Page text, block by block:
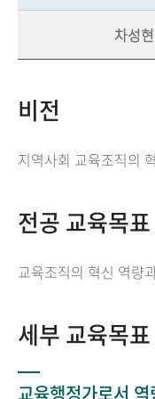
차성현
비전
지역사회 교육조직의
전공 교육목표
교육조직의 혁신 역량
세부 교육목표
교육행정가로서